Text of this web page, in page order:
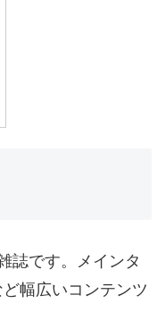
誌です。メインタ
幅広いコンテンツ